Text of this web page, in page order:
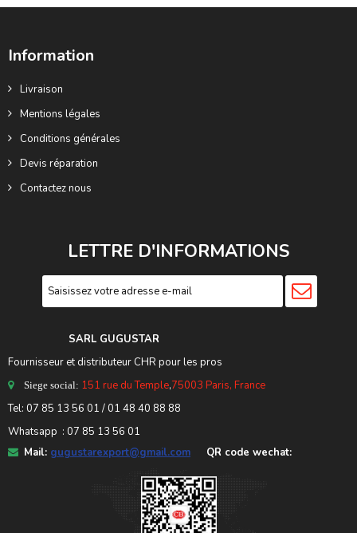
Information
Livraison
Mentions légales
Conditions générales
Devis réparation
Contactez nous
LETTRE D'INFORMATIONS
SARL GUGUSTAR
Fournisseur et distributeur CHR pour les pros
Siege social: 151 rue du Temple,75003 Paris, France
Tel: 07 85 13 56 01 / 01 48 40 88 88
Whatsapp : 07 85 13 56 01
Mail: gugustarexport@gmail.com QR code wechat: